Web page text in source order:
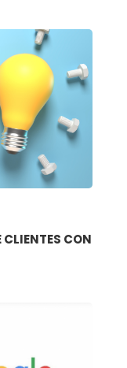
CLIENTES CON